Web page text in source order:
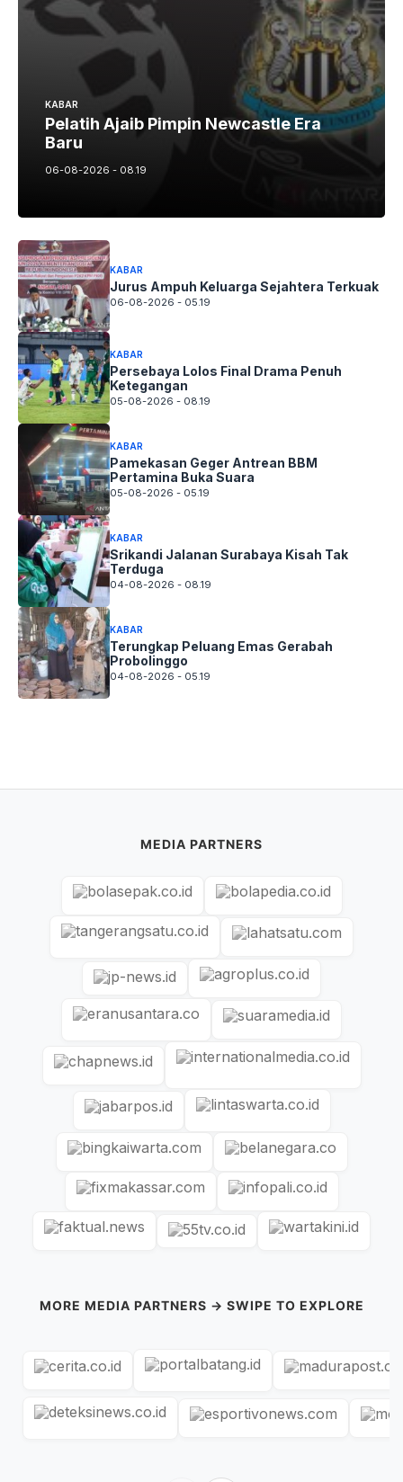
KABAR
Pelatih Ajaib Pimpin Newcastle Era
Baru
06-08-2026 - 08.19
KABAR
Jurus Ampuh Keluarga Sejahtera Terkuak
06-08-2026 - 05.19
KABAR
Persebaya Lolos Final Drama Penuh
Ketegangan
05-08-2026 - 08.19
KABAR
Pamekasan Geger Antrean BBM
Pertamina Buka Suara
05-08-2026 - 05.19
KABAR
Srikandi Jalanan Surabaya Kisah Tak
Terduga
04-08-2026 - 08.19
KABAR
Terungkap Peluang Emas Gerabah
Probolinggo
04-08-2026 - 05.19
MEDIA PARTNERS
MORE MEDIA PARTNERS → SWIPE TO EXPLORE